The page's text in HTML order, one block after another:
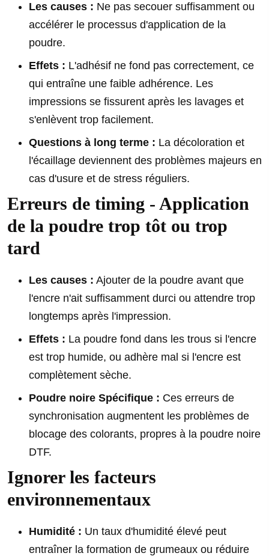
Les causes : Ne pas secouer suffisamment ou
accélérer le processus d'application de la
poudre.
Effets : L'adhésif ne fond pas correctement, ce
qui entraîne une faible adhérence. Les
impressions se fissurent après les lavages et
s'enlèvent trop facilement.
Questions à long terme : La décoloration et
l'écaillage deviennent des problèmes majeurs en
cas d'usure et de stress réguliers.
Erreurs de timing - Application
de la poudre trop tôt ou trop
tard
Les causes : Ajouter de la poudre avant que
l'encre n'ait suffisamment durci ou attendre trop
longtemps après l'impression.
Effets : La poudre fond dans les trous si l'encre
est trop humide, ou adhère mal si l'encre est
complètement sèche.
Poudre noire Spécifique : Ces erreurs de
synchronisation augmentent les problèmes de
blocage des colorants, propres à la poudre noire
DTF.
Ignorer les facteurs
environnementaux
Humidité : Un taux d'humidité élevé peut
entraîner la formation de grumeaux ou réduire